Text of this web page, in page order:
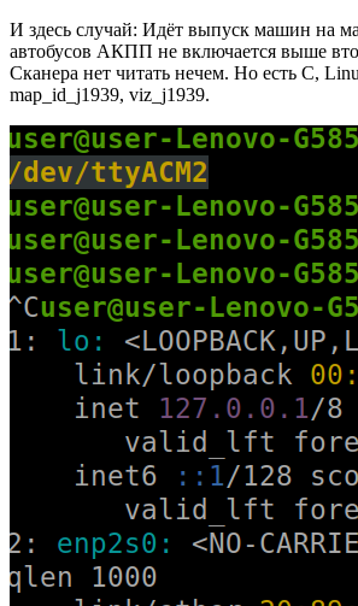
И здесь случай: Идёт выпуск машин на
автобусов АКПП не включается выше
Сканера нет читать нечем. Но есть C,
map_id_j1939, viz_j1939.